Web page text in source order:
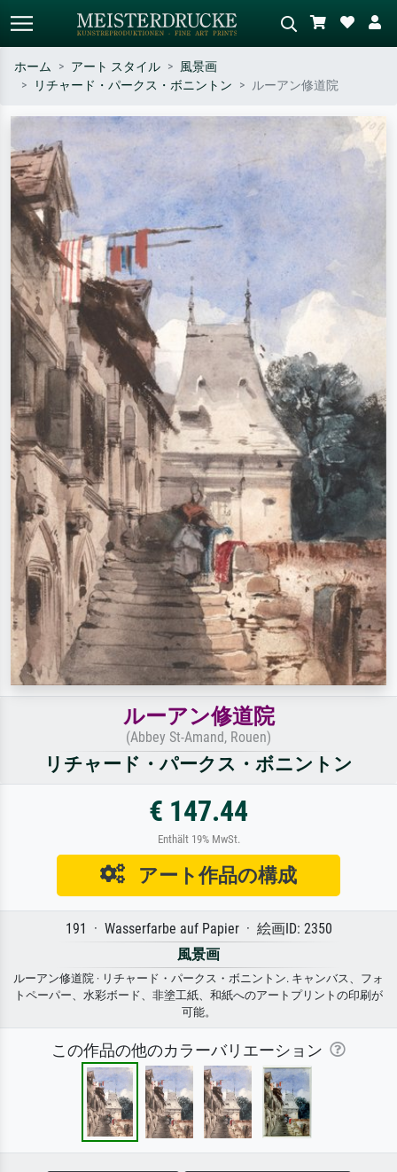
作家名・作品名・スタイルで検索
– 例：モネ、星月夜、印象派、北
斎の波、ヌード。
シーンを説明してください – 例：
緑の草原、赤の多い抽象画、暗い
油絵、木のそばの立ち姿のヌー
ド。
ホーム アート スタイル
風景画
リチャード・パークス・ボニントン
ルーアン修道院
ルーアン修道院
(Abbey St-Amand, Rouen)
リチャード・パークス・ボニントン
€ 147.44
Enthält 19% MwSt.
アート作品の構成
191 · Wasserfarbe auf Papier · 絵画ID: 2350
風景画
ルーアン修道院 · リチャード・パークス・ボニントン. キャンバス、フォ
トペーパー、水彩ボード、非塗工紙、和紙へのアートプリントの印刷が
可能。
この作品の他のカラーバリエーション